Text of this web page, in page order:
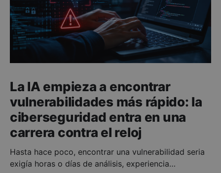
La IA empieza a encontrar
vulnerabilidades más rápido: la
ciberseguridad entra en una
carrera contra el reloj
Hasta hace poco, encontrar una vulnerabilidad seria
exigía horas o días de análisis, experiencia